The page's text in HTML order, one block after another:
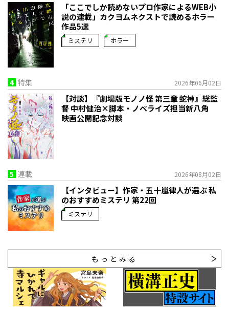
「ここでしか読めないプロ作家によるWEB小
説の連載」――カクヨムネクストで読めるホラー
作品5選
ミステリ ホラー
4 特集 2026年06月02日
【対談】『劇場版モノノ怪 第三章 蛇神』総監
督 中村健治×脚本・ノベライズ担当新八角
映画公開記念対談
5 連載 2026年08月02日
【インタビュー】作家・五十嵐律人が選ぶ 私
のおすすめミステリ 第22回
ミステリ
もっとみる